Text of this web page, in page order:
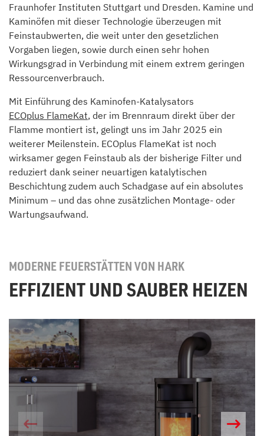
Fraunhofer Instituten Stuttgart und Dresden. Kamine und
Kaminöfen mit dieser Technologie überzeugen mit
Feinstaubwerten, die weit unter den gesetzlichen
Vorgaben liegen, sowie durch einen sehr hohen
Wirkungsgrad in Verbindung mit einem extrem geringen
Ressourcenverbrauch.
Mit Einführung des Kaminofen-Katalysators
ECOplus FlameKat, der im Brennraum direkt über der
Flamme montiert ist, gelingt uns im Jahr 2025 ein
weiterer Meilenstein. ECOplus FlameKat ist noch
wirksamer gegen Feinstaub als der bisherige Filter und
reduziert dank seiner neuartigen katalytischen
Beschichtung zudem auch Schadgase auf ein absolutes
Minimum – und das ohne zusätzlichen Montage- oder
Wartungsaufwand.
MODERNE FEUERSTÄTTEN VON HARK
EFFIZIENT UND SAUBER HEIZEN